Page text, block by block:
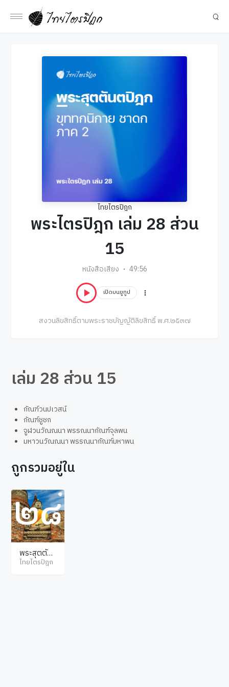
ไทยไตรปิฎก
พระไตรปิฎก เล่ม 28 ส่วน
15
หนังสือเสียง 49:56
เปิดบนยูทูป
สงวนลิขสิทธิ์ตามพระราชบัญญัติลิขสิทธิ์ พ.ศ.๒๕๓๗
เล่ม 28 ส่วน 15
กัณฑ์วนปเวสน์
กัณฑ์ชูชก
จูฬวนวัณณนา พรรณนากัณฑ์จุลพน
มหาวนวัณณนา พรรณนากัณฑ์มหาพน
ถูกรวมอยู่ใน
พระสุตตัน
ตปิฎก ขุทท
ไทยไตรปิฎก